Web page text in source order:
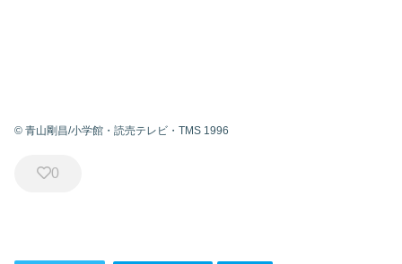
© 青山剛昌/小学館・読売テレビ・TMS 1996
0